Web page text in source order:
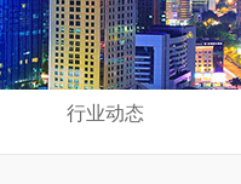
行业动态